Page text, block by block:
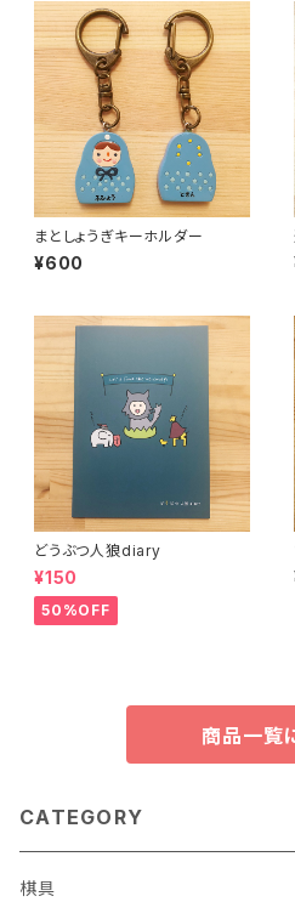
まとしょうぎキーホルダー
¥600
どうぶつ人狼diary
¥150
50%OFF
商品一覧
CATEGORY
棋具